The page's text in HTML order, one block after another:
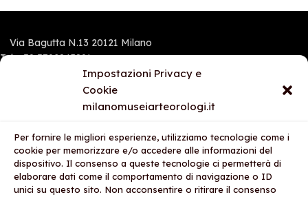
Impostazioni Privacy e
Cookie
milanomuseiarteorologi.it
Per fornire le migliori esperienze, utilizziamo tecnologie come i
cookie per memorizzare e/o accedere alle informazioni del
dispositivo. Il consenso a queste tecnologie ci permetterà di
elaborare dati come il comportamento di navigazione o ID
unici su questo sito. Non acconsentire o ritirare il consenso
Via Bagutta N.13 20121 Milano
Tel.:+39 3792845891
Mobile e Whatsapp: 3792845891
AREA LEGALE
AZIENDA